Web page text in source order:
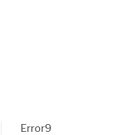
Error9